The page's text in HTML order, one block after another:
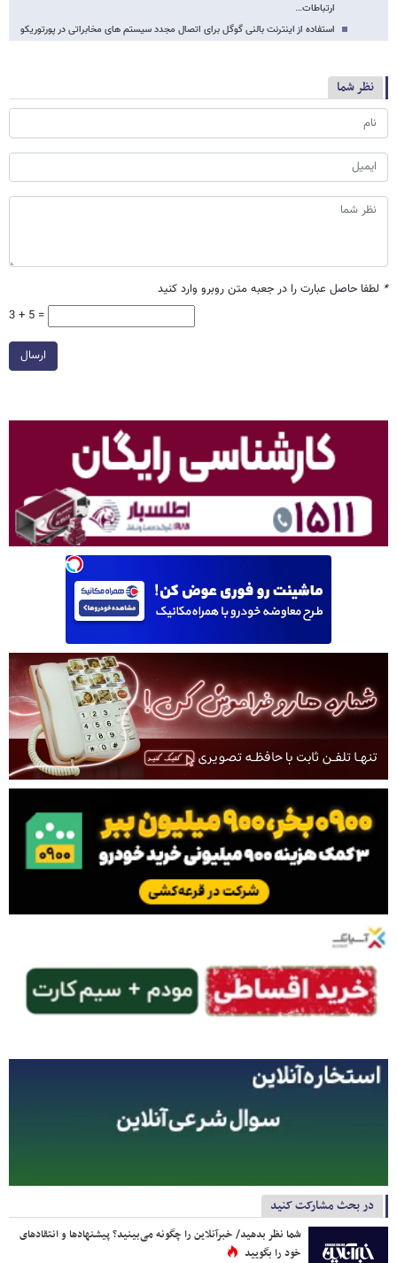
ارتباطات…
استفاده از اینترنت بالنی گوگل برای اتصال مجدد سیستم های مخابراتی در پورتوریکو
نظر شما
* لطفا حاصل عبارت را در جعبه متن روبرو وارد کنید
3 + 5 =
ارسال
در بحث مشارکت کنید
شما نظر بدهید/ خبرآنلاین را چگونه می‌بینید؟ پیشنهادها و انتقادهای
خود را بگویید